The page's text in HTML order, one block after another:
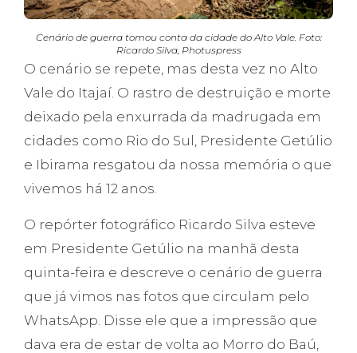
Cenário de guerra tomou conta da cidade do Alto Vale. Foto:
Ricardo Silva, Photuspress
O cenário se repete, mas desta vez no Alto
Vale do Itajaí. O rastro de destruição e morte
deixado pela enxurrada da madrugada em
cidades como Rio do Sul, Presidente Getúlio
e Ibirama resgatou da nossa memória o que
vivemos há 12 anos.
O repórter fotográfico Ricardo Silva esteve
em Presidente Getúlio na manhã desta
quinta-feira e descreve o cenário de guerra
que já vimos nas fotos que circulam pelo
WhatsApp. Disse ele que a impressão que
dava era de estar de volta ao Morro do Baú,